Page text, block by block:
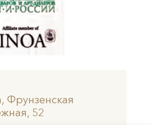
Фрунзенская
52